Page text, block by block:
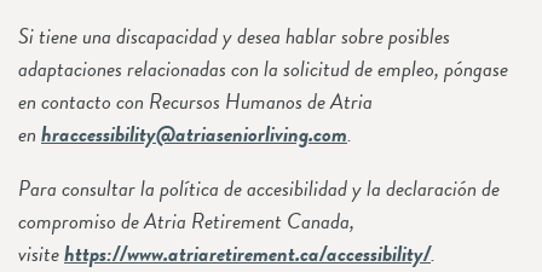
Si tiene una discapacidad y desea hablar sobre posibles
adaptaciones relacionadas con la solicitud de empleo, póngase
en contacto con Recursos Humanos de Atria
enhraccessibility@atriaseniorliving.com.
Para consultar la política de accesibilidad y la declaración de
compromiso de Atria Retirement Canada,
visitehttps://www.atriaretirement.ca/accessibility/.